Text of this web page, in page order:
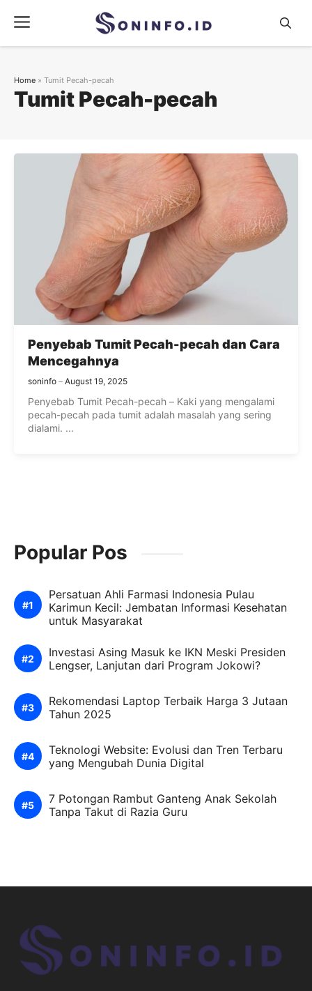
content
Menu
Tumit Pecah-pecah
Home » Tumit Pecah-pecah
Penyebab Tumit Pecah-pecah dan Cara
Mencegahnya
soninfo August 19, 2025
Penyebab Tumit Pecah-pecah – Kaki yang mengalami
pecah-pecah pada tumit adalah masalah yang sering
dialami. ...
Popular Pos
Persatuan Ahli Farmasi Indonesia Pulau
Karimun Kecil: Jembatan Informasi Kesehatan
untuk Masyarakat
Investasi Asing Masuk ke IKN Meski Presiden
Lengser, Lanjutan dari Program Jokowi?
Rekomendasi Laptop Terbaik Harga 3 Jutaan
Tahun 2025
Teknologi Website: Evolusi dan Tren Terbaru
yang Mengubah Dunia Digital
7 Potongan Rambut Ganteng Anak Sekolah
Tanpa Takut di Razia Guru